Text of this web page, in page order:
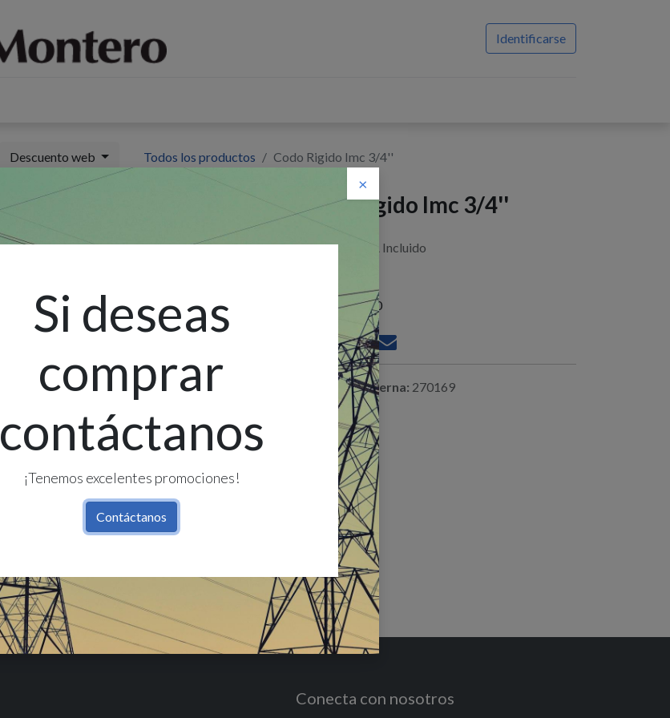
Identificarse
×
Si deseas
comprar
contáctanos
¡Tenemos excelentes promociones!
Contáctanos
Descuento web Todos los productos Codo Rigido Imc 3/4''
Codo Rigido Imc 3/4''
$1,33 IVA Incluido
Existencias : 1.0
Referencia interna: 270169
Conecta con nosotros